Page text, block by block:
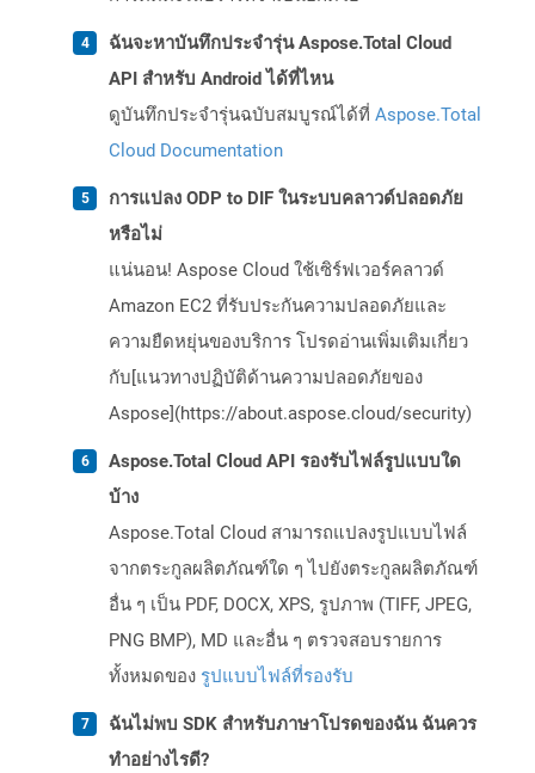
ฉันจะหาบันทึกประจำรุ่น Aspose.Total Cloud
API สำหรับ Android ได้ที่ไหน
ดูบันทึกประจำรุ่นฉบับสมบูรณ์ได้ที่ Aspose.Total
Cloud Documentation
การแปลง ODP to DIF ในระบบคลาวด์ปลอดภัย
หรือไม่
แน่นอน! Aspose Cloud ใช้เซิร์ฟเวอร์คลาวด์
Amazon EC2 ที่รับประกันความปลอดภัยและ
ความยืดหยุ่นของบริการ โปรดอ่านเพิ่มเติมเกี่ยว
กับ[แนวทางปฏิบัติด้านความปลอดภัยของ
Aspose](https://about.aspose.cloud/security)
Aspose.Total Cloud API รองรับไฟล์รูปแบบใด
บ้าง
Aspose.Total Cloud สามารถแปลงรูปแบบไฟล์
จากตระกูลผลิตภัณฑ์ใด ๆ ไปยังตระกูลผลิตภัณฑ์
อื่น ๆ เป็น PDF, DOCX, XPS, รูปภาพ (TIFF, JPEG,
PNG BMP), MD และอื่น ๆ ตรวจสอบรายการ
ทั้งหมดของ รูปแบบไฟล์ที่รองรับ
ฉันไม่พบ SDK สำหรับภาษาโปรดของฉัน ฉันควร
ทำอย่างไรดี?